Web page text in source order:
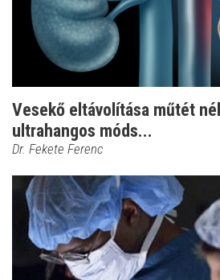
Vesekő eltávolítása műtét
ultrahangos móds...
Dr. Fekete Ferenc